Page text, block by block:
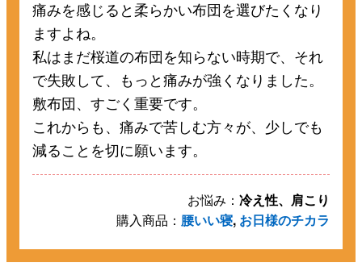
痛みを感じると柔らかい布団を選びたくなり
ますよね。
私はまだ桜道の布団を知らない時期で、それ
で失敗して、もっと痛みが強くなりました。
敷布団、すごく重要です。
これからも、痛みで苦しむ方々が、少しでも
減ることを切に願います。
お悩み： 冷え性、肩こり
購入商品： 腰いい寝, お日様のチカラ